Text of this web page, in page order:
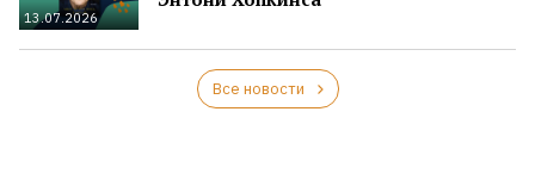
13.07.2026
Все новости